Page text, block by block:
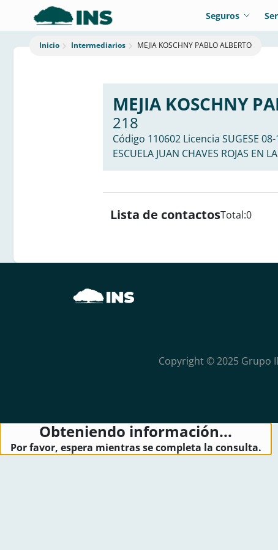
Seguros
Inicio Intermediarios MEJIA KOSCHNY PABLO ALBERTO
MEJIA KOSCHNY
218
Código 110602 Licencia SUGESE
ESCUELA JUAN CHAVES ROJAS
Lista de contactosTotal:0
Copyright © 2025 Grupo
Obteniendo información...
Por favor, espera mientras se completa la consulta.